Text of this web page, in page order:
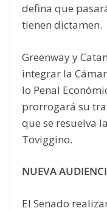
defina que
tienen dictamen.
Greenway y
integrar la
lo Penal
prorrogará su
que se resuelva
Toviggino.
NUEVA
El Senado